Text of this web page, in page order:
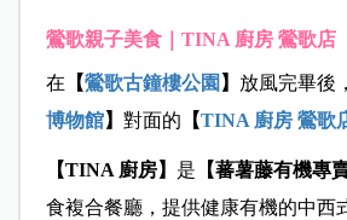
鶯歌親子美食｜TINA 廚房 鶯歌店
在 【鶯歌古鐘樓公園 】 放風完畢後
博物館】 對面的 【TINA 廚房 鶯歌
【TINA 廚房】 是 【蕃薯藤有機專
食複合餐廳，提供健康有機的中西